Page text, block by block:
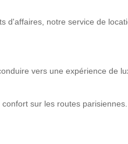
d'affaires, notre service de
vers une expérience de
sur les routes parisiennes.